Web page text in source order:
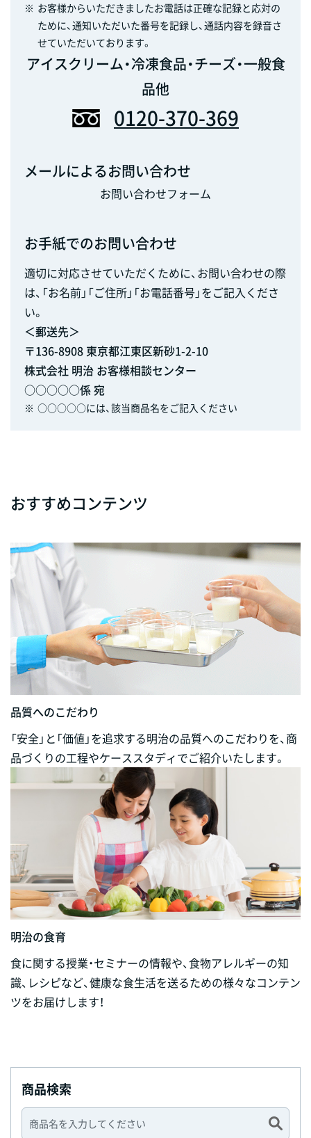
※ お客様からいただきましたお電話は正確な記録と応対の
ために、通知いただいた番号を記録し、通話内容を録音さ
せていただいております。
アイスクリーム・冷凍食品・チーズ・一般食
品他
0120-370-369
メールによるお問い合わせ
お問い合わせフォーム
お手紙でのお問い合わせ
適切に対応させていただくために、お問い合わせの際
は、「お名前」「ご住所」「お電話番号」をご記入くださ
い。
＜郵送先＞
〒136-8908 東京都江東区新砂1-2-10
株式会社 明治 お客様相談センター
○○○○○係 宛
※ ○○○○○には、該当商品名をご記入ください
おすすめコンテンツ
品質へのこだわり
「安全」と「価値」を追求する明治の品質へのこだわりを、商
品づくりの工程やケーススタディでご紹介いたします。
明治の食育
食に関する授業・セミナーの情報や、食物アレルギーの知
識、レシピなど、健康な食生活を送るための様々なコンテン
ツをお届けします！
商品検索